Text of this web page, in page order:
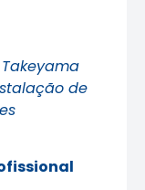
Takeyama
de